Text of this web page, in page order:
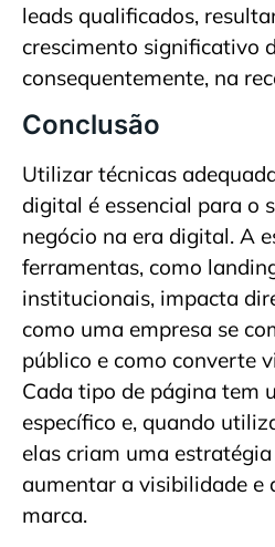
leads qualificados,
crescimento significativo
consequentemente, na
Conclusão
Utilizar técnicas
digital é essencial para o
negócio na era digital. A
ferramentas, como
institucionais, impacta
como uma empresa se
público e como converte
Cada tipo de página tem
específico e, quando
elas criam uma
aumentar a visibilidade e
marca.